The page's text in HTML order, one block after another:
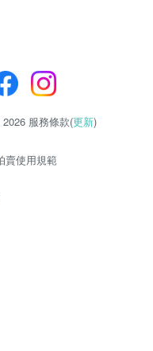
服務條款(更新)
賣使用規範